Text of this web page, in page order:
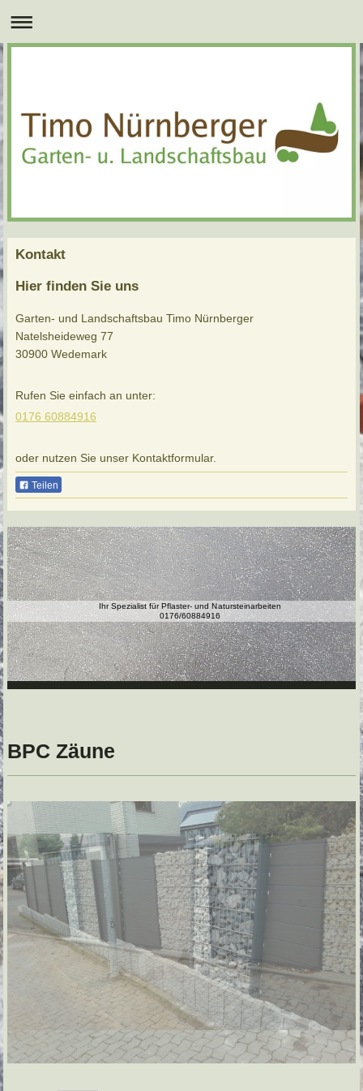
Kontakt
Hier finden Sie uns
Garten- und Landschaftsbau Timo Nürnberger
Natelsheideweg 77
30900 Wedemark
Rufen Sie einfach an unter:
0176 60884916
oder nutzen Sie unser Kontaktformular.
Teilen
Ihr Spezialist für Pflaster- und Natursteinarbeiten
0176/60884916
BPC Zäune